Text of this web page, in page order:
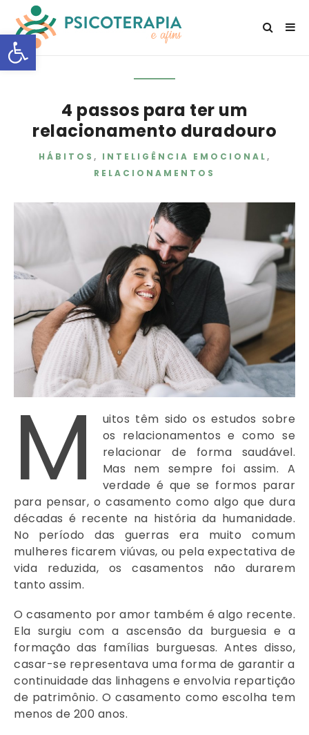
Open toolbar
4 passos para ter um
relacionamento duradouro
HÁBITOS , INTELIGÊNCIA EMOCIONAL,
RELACIONAMENTOS
M
uitos têm sido os estudos sobre
os relacionamentos e como se
relacionar de forma saudável.
Mas nem sempre foi assim. A
verdade é que se formos parar
para pensar, o casamento como algo que dura
décadas é recente na história da humanidade.
No período das guerras era muito comum
mulheres ficarem viúvas, ou pela expectativa de
vida reduzida, os casamentos não durarem
tanto assim.
O casamento por amor também é algo recente.
Ela surgiu com a ascensão da burguesia e a
formação das famílias burguesas. Antes disso,
casar-se representava uma forma de garantir a
continuidade das linhagens e envolvia repartição
de patrimônio. O casamento como escolha tem
menos de 200 anos.